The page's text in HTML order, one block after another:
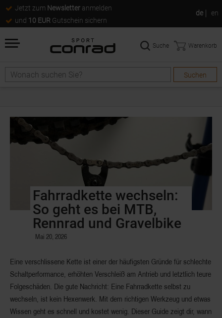
Jetzt zum Newsletter anmelden
und 10 EUR Gutschein sichern
de en
Suchen
Suche Warenkorb
Fahrradkette wechseln:
So geht es bei MTB,
Rennrad und Gravelbike
Mai 20, 2026
Eine verschlissene Kette ist einer der häufigsten Gründe für schlechte
Schaltperformance, erhöhten Verschleiß am Antrieb und letztlich teure
Folgeschäden. Die gute Nachricht: Eine Fahrradkette selbst zu
wechseln, ist kein Hexenwerk. Mit dem richtigen Werkzeug und etwas
Wissen geht es schnell und kostet wenig. Dieser Guide zeigt dir, wann